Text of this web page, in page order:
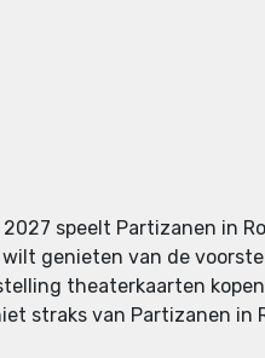
speelt Partizanen in
genieten van de
theaterkaarten
straks van Partizanen in